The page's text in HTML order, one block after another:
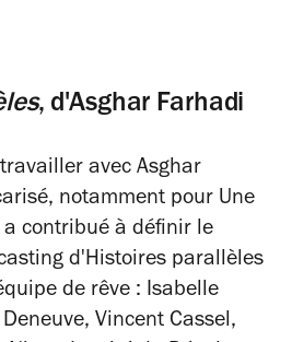
, d'Asghar Farhadi
avec Asghar
notamment pour Une
contribué à définir le
d'Histoires parallèles
de rêve : Isabelle
Vincent Cassel,